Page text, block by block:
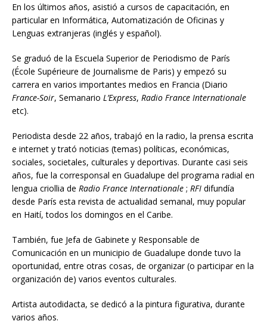
En los últimos años, asistió a cursos de capacitación, en
particular en Informática, Automatización de Oficinas y
Lenguas extranjeras (inglés y español).
Se graduó de la Escuela Superior de Periodismo de París
(École Supérieure de Journalisme de Paris) y empezó su
carrera en varios importantes medios en Francia (Diario
France-Soir, Semanario L’Express, Radio France Internationale
etc).
Periodista desde 22 años, trabajó en la radio, la prensa escrita
e internet y trató noticias (temas) políticas, económicas,
sociales, societales, culturales y deportivas. Durante casi seis
años, fue la corresponsal en Guadalupe del programa radial en
lengua criollia de Radio France Internationale ; RFI difundía
desde París esta revista de actualidad semanal, muy popular
en Haití, todos los domingos en el Caribe.
También, fue Jefa de Gabinete y Responsable de
Comunicación en un municipio de Guadalupe donde tuvo la
oportunidad, entre otras cosas, de organizar (o participar en la
organización de) varios eventos culturales.
Artista autodidacta, se dedicó a la pintura figurativa, durante
varios años.